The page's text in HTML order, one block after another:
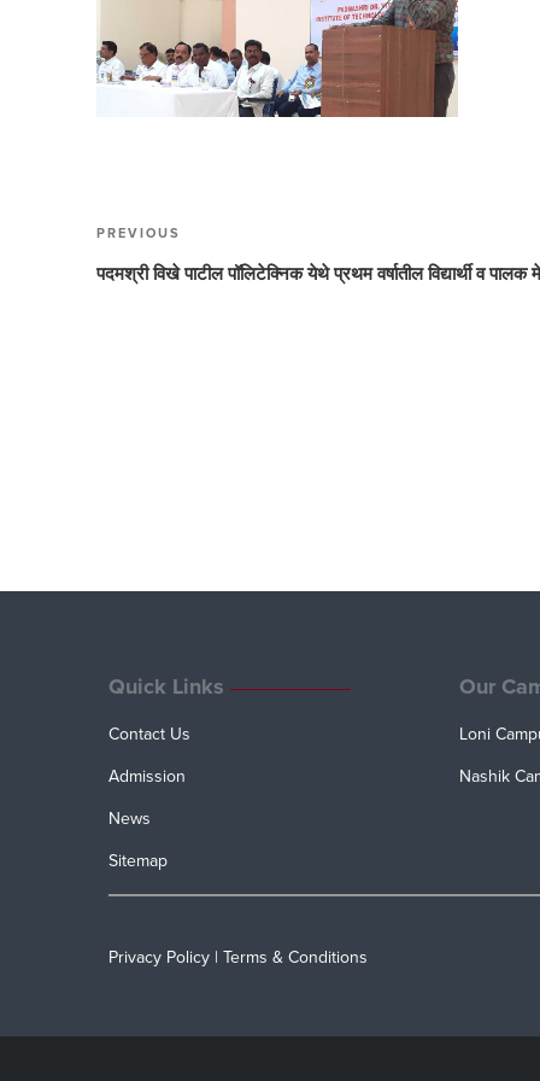
Post
navigation
Previous
Post
PREVIOUS
पदमश्री विखे पाटील पॉलिटेक्निक येथे प्रथम वर्षातील विद्यार्थी व पालक
Quick Links
Contact Us
Admission
News
Sitemap
Our
Loni
Nashik
Privacy Policy | Terms & Conditions